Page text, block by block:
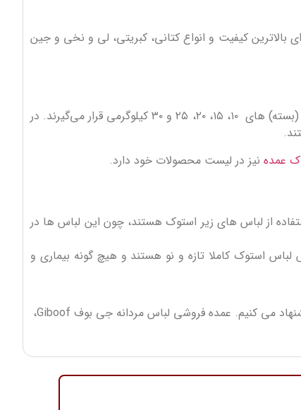
بالاترین کیفیت و انواع کتانی، کبریتی، لی و نخی و جین
ابتدا لباس ها بر اساس کاربرد و نوع آنها تفکیک خواهند شد (مردانه، زنانه، ورزشی و … ). و پس از تفکیک در انبار جی بوف به صورت پک (بسته) های ۱۰، ۱۵، ۲۰، ۲۵ و ۳۰ کیلوگرمی قرار می‌گیرند. در
عمده نیز در لیست محصولات خود دارد.
از لباس های زیر استوک هستند، چون این لباس ها در
استوک کاملا تازه و نو هستند و هیچ گونه بیماری و
را به آنها پیشنهاد می کنیم. عمده فروشی لباس مردانه جی بوف Giboof،